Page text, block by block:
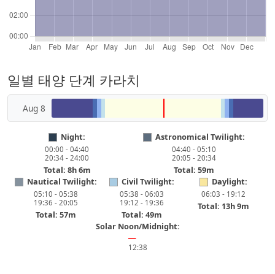
일별 태양 단계 카라치
Aug 8
Night:
00:00 - 04:40
20:34 - 24:00
Total: 8h 6m
Astronomical Twilight:
04:40 - 05:10
20:05 - 20:34
Total: 59m
Nautical Twilight:
05:10 - 05:38
19:36 - 20:05
Total: 57m
Civil Twilight:
05:38 - 06:03
19:12 - 19:36
Total: 49m
Daylight:
06:03 - 19:12
Total: 13h 9m
Solar Noon/Midnight:
━
12:38